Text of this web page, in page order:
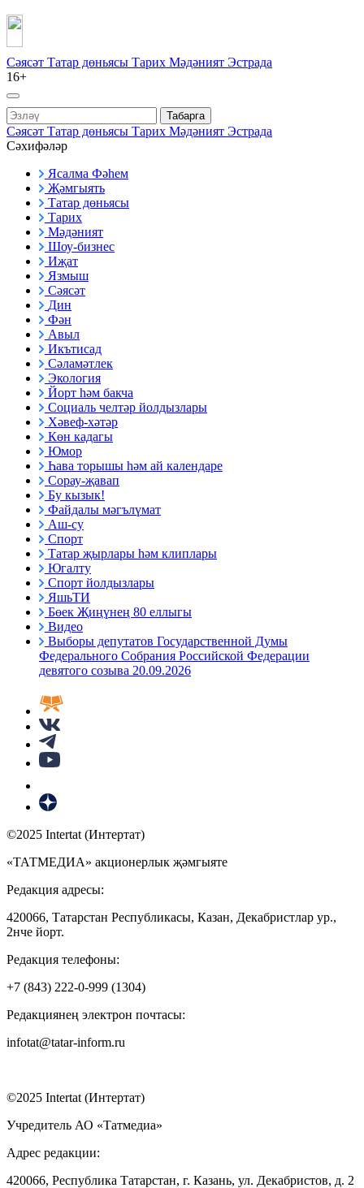
Сәясәт Татар дөньясы Тарих Мәдәният Эстрада
16+
Табарга
Сәясәт Татар дөньясы Тарих Мәдәният Эстрада
Сәхифәләр
Ясалма Фәһем
Җәмгыять
Татар дөньясы
Тарих
Мәдәният
Шоу-бизнес
Иҗат
Язмыш
Сәясәт
Дин
Фән
Авыл
Икътисад
Сәламәтлек
Экология
Йорт һәм бакча
Социаль челтәр йолдызлары
Хәвеф-хәтәр
Көн кадагы
Юмор
Һава торышы һәм ай календаре
Сорау-җавап
Бу кызык!
Файдалы мәгълүмат
Аш-су
Спорт
Татар җырлары һәм клиплары
Югалту
Спорт йолдызлары
ЯшьТИ
Бөек Җиңүнең 80 еллыгы
Видео
Выборы депутатов Государственной Думы
Федерального Собрания Российской Федерации
девятого созыва 20.09.2026
©2025 Intertat (Интертат)
«ТАТМЕДИА» акционерлык җәмгыяте
Редакция адресы:
420066, Татарстан Республикасы, Казан, Декабристлар ур.,
2нче йорт.
Редакция телефоны:
+7 (843) 222-0-999 (1304)
Редакциянең электрон почтасы:
infotat@tatar-inform.ru
©2025 Intertat (Интертат)
Учредитель АО «Татмедиа»
Адрес редакции:
420066, Республика Татарстан, г. Казань, ул. Декабристов, д. 2